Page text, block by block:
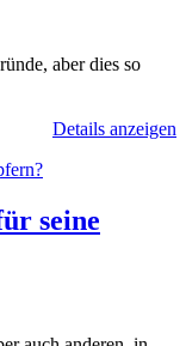
aber dies so
Details anzeigen
seine